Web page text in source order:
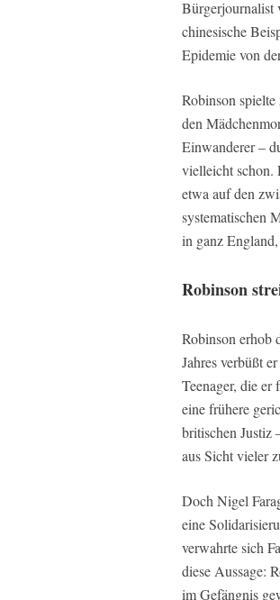
Bürgerjournalist
chinesische
Epidemie von
Robinson
den
Einwanderer –
vielleicht schon.
etwa auf den
systematischen
in ganz
Robinson
Robinson erhob
Jahres verbüßt
Teenager, die er
eine frühere
britischen Justiz
aus Sicht vieler
Doch Nigel
eine
verwahrte sich
diese Aussage:
im Gefängnis